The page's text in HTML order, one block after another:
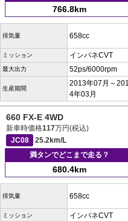
766.8km
排気量 658cc
ミッション インパネCVT
最大出力 52ps/6000rpm
生産期間
2013年07月～201
4年03月
660 FX-E 4WD
新車時価格117万円(税込)
JC08
25.2km/L
満タンでどこまで走る？
680.4km
排気量 658cc
ミッション インパネCVT